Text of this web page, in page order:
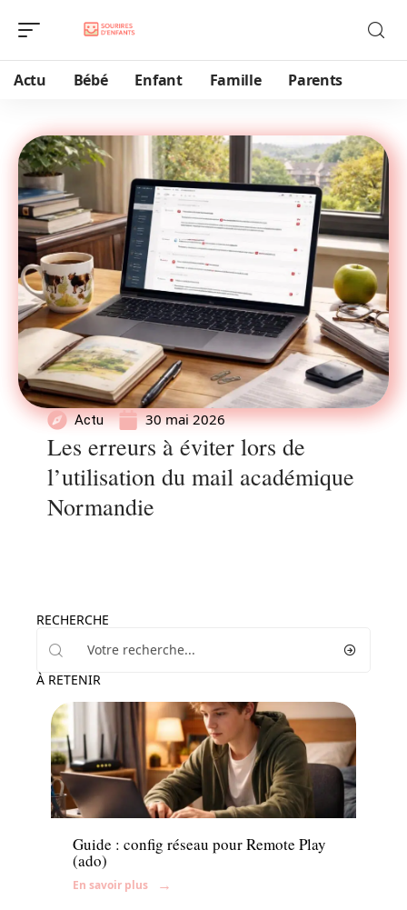
Actu Bébé Enfant Famille Parents
Actu 30 mai 2026
Les erreurs à éviter lors de
l’utilisation du mail académique
Normandie
RECHERCHE
À RETENIR
Enfant
Guide : config réseau pour Remote Play
(ado)
En savoir plus